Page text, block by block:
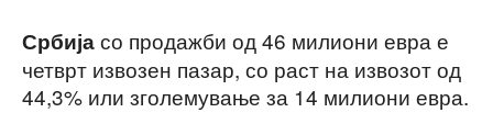
Србијасо продажби од 46 милиони евра е
четврт извозен пазар, со раст на извозот од
44,3% или зголемување за 14 милиони евра.